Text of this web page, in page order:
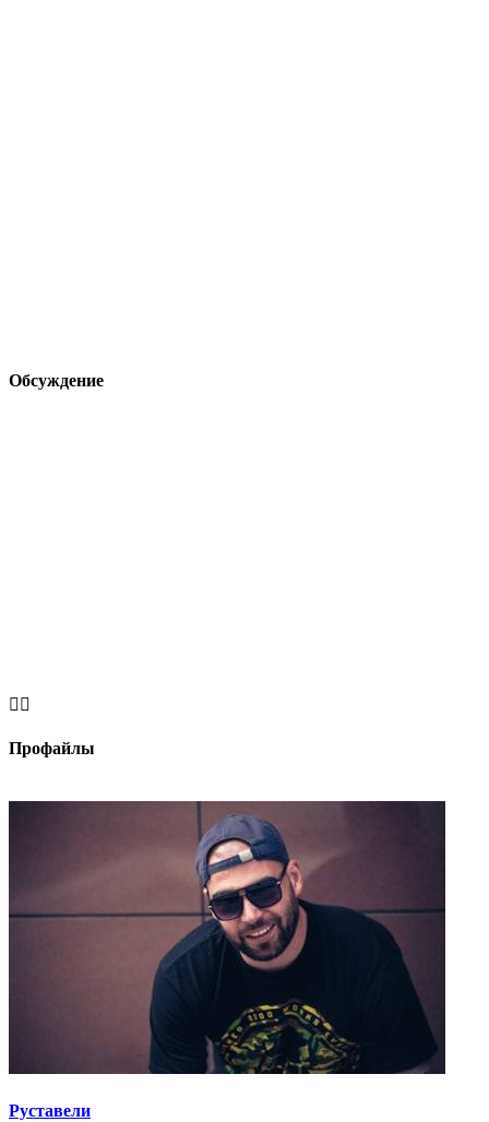
Обсуждение
 
Профайлы
Руставели